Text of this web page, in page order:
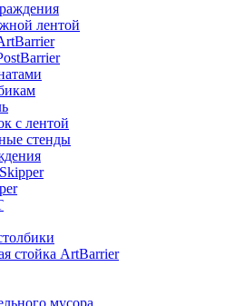
лентой
с лентой
стенды
стойка ArtBarrier
мусора